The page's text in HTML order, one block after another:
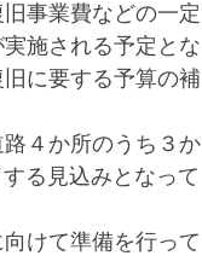
事業費などの一定
施される予定とな
に要する予算の補
４か所のうち３か
る見込みとなって
けて準備を行って